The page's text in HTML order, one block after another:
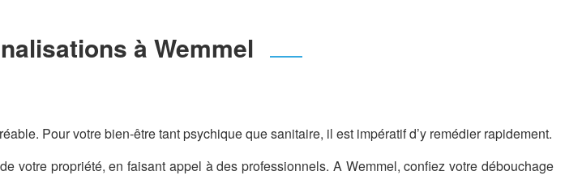
à Wemmel
Pour votre bien-être tant psychique que sanitaire, il est impératif d’y remédier rapidement.
de votre propriété, en faisant appel à des professionnels. A Wemmel, confiez votre débouchage